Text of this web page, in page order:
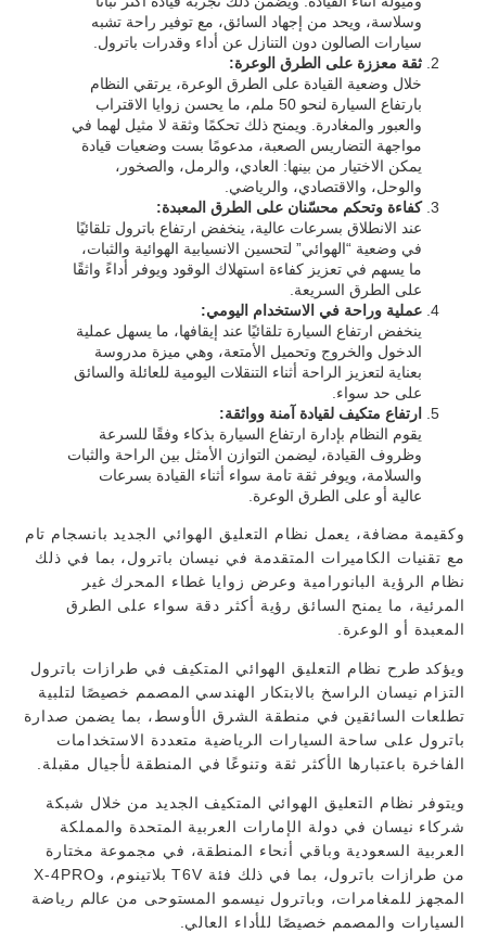
وسلاسة، ويحد من إجهاد السائق، مع توفير راحة تشبه
سيارات الصالون دون التنازل عن أداء وقدرات باترول.
ثقة معززة على الطرق الوعرة:
خلال وضعية القيادة على الطرق الوعرة، يرتقي النظام
بارتفاع السيارة لنحو 50 ملم، ما يحسن زوايا الاقتراب
والعبور والمغادرة. ويمنح ذلك تحكمًا وثقة لا مثيل لهما في
مواجهة التضاريس الصعبة، مدعومًا بست وضعيات قيادة
يمكن الاختيار من بينها: العادي، والرمل، والصخور،
والوحل، والاقتصادي، والرياضي.
كفاءة وتحكم محسّنان على الطرق المعبدة:
عند الانطلاق بسرعات عالية، ينخفض ارتفاع باترول تلقائيًا
في وضعية “الهوائي” لتحسين الانسيابية الهوائية والثبات،
ما يسهم في تعزيز كفاءة استهلاك الوقود ويوفر أداءً واثقًا
على الطرق السريعة.
عملية وراحة في الاستخدام اليومي:
ينخفض ارتفاع السيارة تلقائيًا عند إيقافها، ما يسهل عملية
الدخول والخروج وتحميل الأمتعة، وهي ميزة مدروسة
بعناية لتعزيز الراحة أثناء التنقلات اليومية للعائلة والسائق
على حد سواء.
ارتفاع متكيف لقيادة آمنة وواثقة:
يقوم النظام بإدارة ارتفاع السيارة بذكاء وفقًا للسرعة
وظروف القيادة، ليضمن التوازن الأمثل بين الراحة والثبات
والسلامة، ويوفر ثقة تامة سواء أثناء القيادة بسرعات
عالية أو على الطرق الوعرة.
وكقيمة مضافة، يعمل نظام التعليق الهوائي الجديد بانسجام تام
مع تقنيات الكاميرات المتقدمة في نيسان باترول، بما في ذلك
نظام الرؤية البانورامية وعرض زوايا غطاء المحرك غير
المرئية، ما يمنح السائق رؤية أكثر دقة سواء على الطرق
المعبدة أو الوعرة.
ويؤكد طرح نظام التعليق الهوائي المتكيف في طرازات باترول
التزام نيسان الراسخ بالابتكار الهندسي المصمم خصيصًا لتلبية
تطلعات السائقين في منطقة الشرق الأوسط، بما يضمن صدارة
باترول على ساحة السيارات الرياضية متعددة الاستخدامات
الفاخرة باعتبارها الأكثر ثقة وتنوعًا في المنطقة لأجيال مقبلة.
ويتوفر نظام التعليق الهوائي المتكيف الجديد من خلال شبكة
شركاء نيسان في دولة الإمارات العربية المتحدة والمملكة
العربية السعودية وباقي أنحاء المنطقة، في مجموعة مختارة
من طرازات باترول، بما في ذلك فئة T6V بلاتينوم، وX-4PRO
المجهز للمغامرات، وباترول نيسمو المستوحى من عالم رياضة
السيارات والمصمم خصيصًا للأداء العالي.